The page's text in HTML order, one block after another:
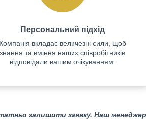
Персональний підхід
Компанія вкладає величезні сили, щоб
знання та вміння наших співробітників
відповідали вашим очікуванням.
залишити заявку. Наш менеджер